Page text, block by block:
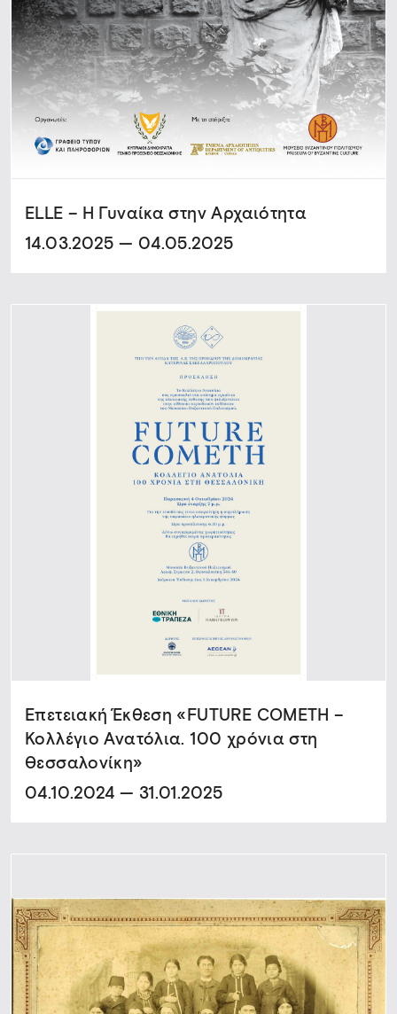
ELLE – Η Γυναίκα στην Αρχαιότητα
14.03.2025 — 04.05.2025
Επετειακή Έκθεση «FUTURE COMETH –
Κολλέγιο Ανατόλια. 100 χρόνια στη
Θεσσαλονίκη»
04.10.2024 — 31.01.2025